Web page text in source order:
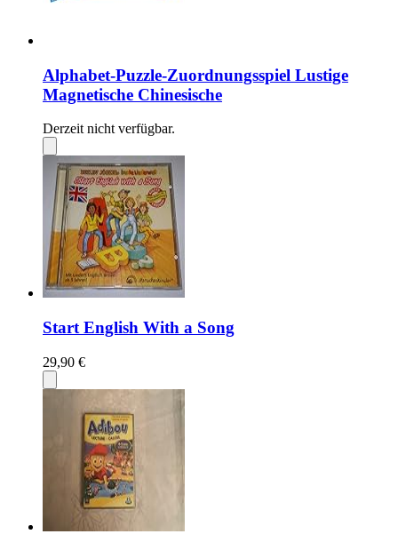
Alphabet-Puzzle-Zuordnungsspiel Lustige
Magnetische Chinesische
Derzeit nicht verfügbar.
Start English With a Song
29,90 €